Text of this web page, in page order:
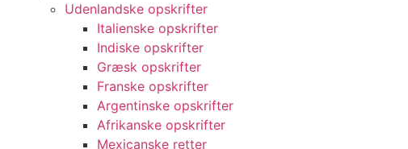
Udenlandske opskrifter
Italienske opskrifter
Indiske opskrifter
Græsk opskrifter
Franske opskrifter
Argentinske opskrifter
Afrikanske opskrifter
Mexicanske retter